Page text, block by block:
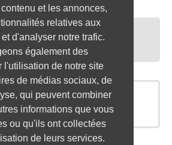
et les annonces,
relatives aux
d'analyser notre trafic.
également des
l'utilisation de notre site
de médias sociaux, de
qui peuvent combiner
informations que vous
ou qu'ils ont collectées
de leurs services.
entretiens,